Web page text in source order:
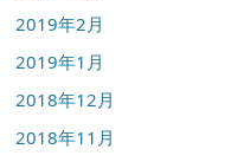
2019年2月
2019年1月
2018年12月
2018年11月